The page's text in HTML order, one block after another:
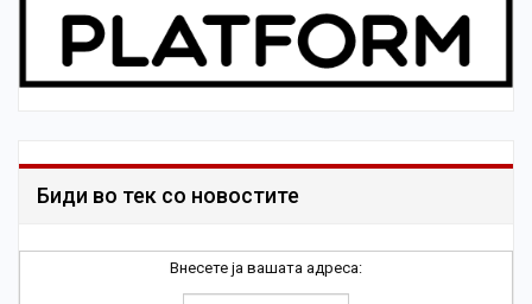
Биди во тек со новостите
Внесете ја вашата адреса: